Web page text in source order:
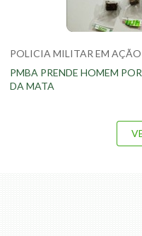
POLICIA MILITAR EM AÇÃO
PMBA PRENDE HOMEM
DA MATA